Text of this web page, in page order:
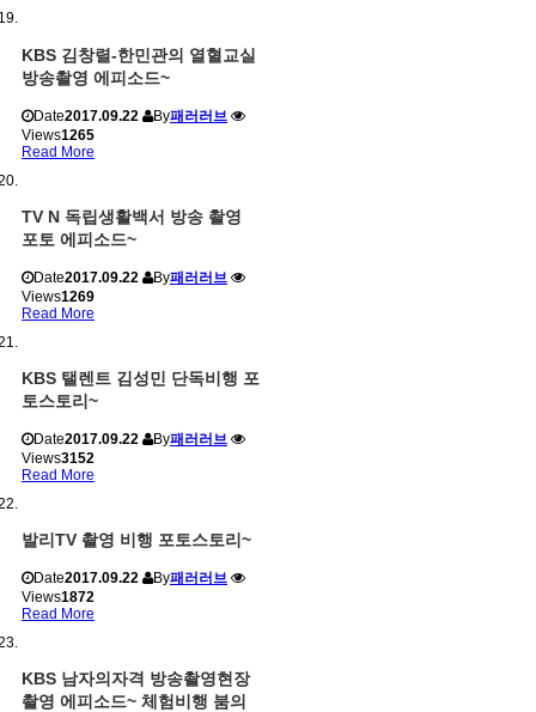
KBS 김창렬-한민관의 열혈교실
방송촬영 에피소드~
Date2017.09.22 By패러러브
Views1265
Read More
TV N 독립생활백서 방송 촬영
포토 에피소드~
Date2017.09.22 By패러러브
Views1269
Read More
KBS 탤렌트 김성민 단독비행 포
토스토리~
Date2017.09.22 By패러러브
Views3152
Read More
발리TV 촬영 비행 포토스토리~
Date2017.09.22 By패러러브
Views1872
Read More
KBS 남자의자격 방송촬영현장
촬영 에피소드~ 체험비행 붐의